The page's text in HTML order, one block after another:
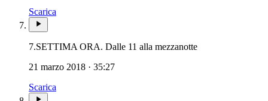
Scarica
7.SETTIMA ORA. Dalle 11 alla mezzanotte
21 marzo 2018 · 35:27
Scarica